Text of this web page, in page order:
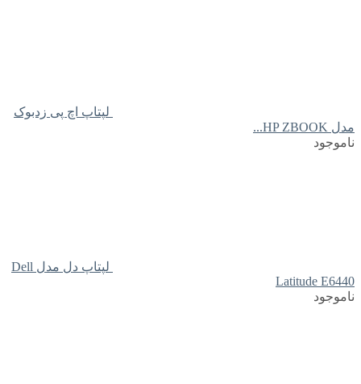
لپتاپ اچ پی زدبوک
مدل HP ZBOOK...
ناموجود
لپتاپ دل مدل Dell
Latitude E6440
ناموجود